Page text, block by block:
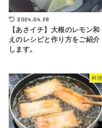
2024.04.28
【あさイチ】大根のレモン和
えのレシピと作り方をご紹介
します。
料理